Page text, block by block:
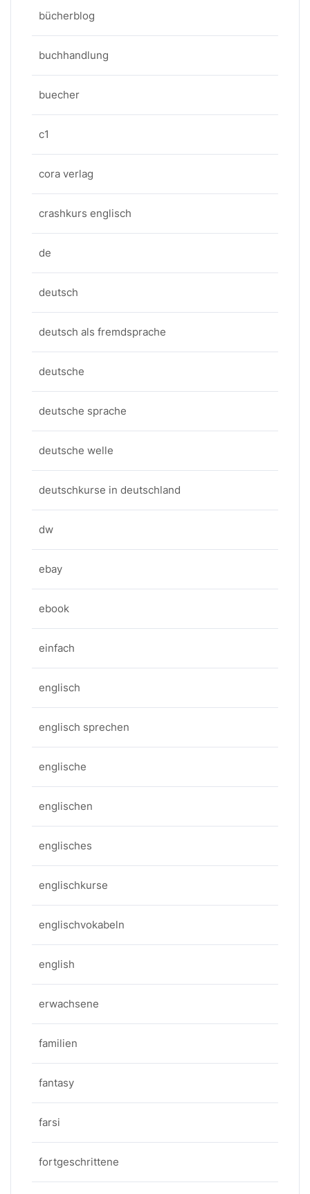
bücherblog
buchhandlung
buecher
c1
cora verlag
crashkurs englisch
de
deutsch
deutsch als fremdsprache
deutsche
deutsche sprache
deutsche welle
deutschkurse in deutschland
dw
ebay
ebook
einfach
englisch
englisch sprechen
englische
englischen
englisches
englischkurse
englischvokabeln
english
erwachsene
familien
fantasy
farsi
fortgeschrittene